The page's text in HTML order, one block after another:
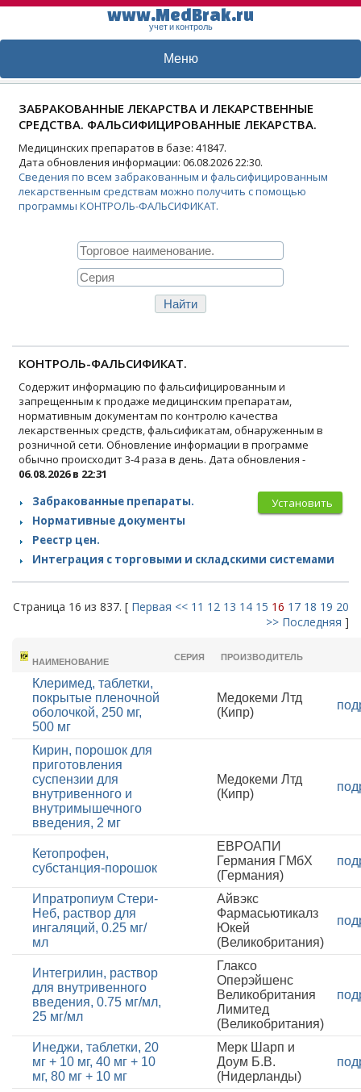
www.MedBrak.ru
учет и контроль
Меню
ЗАБРАКОВАННЫЕ ЛЕКАРСТВА И ЛЕКАРСТВЕННЫЕ
СРЕДСТВА. ФАЛЬСИФИЦИРОВАННЫЕ ЛЕКАРСТВА.
Медицинских препаратов в базе: 41847.
Дата обновления информации: 06.08.2026 22:30.
Сведения по всем забракованным и фальсифицированным
лекарственным средствам можно получить с помощью
программы КОНТРОЛЬ-ФАЛЬСИФИКАТ.
КОНТРОЛЬ-ФАЛЬСИФИКАТ.
Содержит информацию по фальсифицированным и
запрещенным к продаже медицинским препаратам,
нормативным документам по контролю качества
лекарственных средств, фальсификатам, обнаруженным в
розничной сети. Обновление информации в программе
обычно происходит 3-4 раза в день. Дата обновления -
06.08.2026 в 22:31
Установить
Забракованные препараты.
Нормативные документы
Реестр цен.
Интеграция с торговыми и складскими системами
Страница 16 из 837. [ Первая << 11 12 13 14 15 16 17 18 19 20
>> Последняя ]
НАИМЕНОВАНИЕ
СЕРИЯ ПРОИЗВОДИТЕЛЬ
Клеримед, таблетки,
покрытые пленочной
оболочкой, 250 мг,
500 мг
Медокеми Лтд
(Кипр)
Кирин, порошок для
приготовления
суспензии для
внутривенного и
внутримышечного
введения, 2 мг
Медокеми Лтд
(Кипр)
Кетопрофен,
субстанция-порошок
ЕВРОАПИ
Германия ГМбХ
(Германия)
Ипратропиум Стери-
Неб, раствор для
ингаляций, 0.25 мг/
мл
Айвэкс
Фармасьютикалз
Юкей
(Великобритания)
Интегрилин, раствор
для внутривенного
введения, 0.75 мг/мл,
25 мг/мл
Глаксо
Оперэйшенс
Великобритания
Лимитед
(Великобритания)
Инеджи, таблетки, 20
мг + 10 мг, 40 мг + 10
мг, 80 мг + 10 мг
Мерк Шарп и
Доум Б.В.
(Нидерланды)